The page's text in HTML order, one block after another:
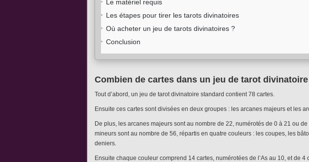
Le matériel requis
Les étapes pour tirer les tarots divinatoires
Où acheter un jeu de tarots divinatoires ?
Conclusion
Combien de cartes dans un jeu de tarot
Tout d’abord, un jeu de tarot divinatoire standard contient 78 cartes.
Ensuite ces cartes sont divisées en deux groupes : les arcanes majeurs et les
De plus, les arcanes majeurs sont au nombre de 22, numérotés de 0 à 21 ou
mineurs sont au nombre de 56, répartis en quatre couleurs : les coupes, les
deniers.
Ensuite chaque couleur comprend 14 cartes, numérotées de l’As au 10, et de 4